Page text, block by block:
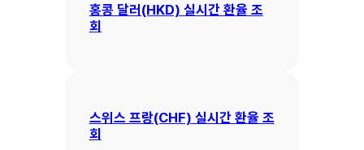
홍콩 달러(HKD) 실시간 환율 조
회
스위스 프랑(CHF) 실시간 환율 조
회